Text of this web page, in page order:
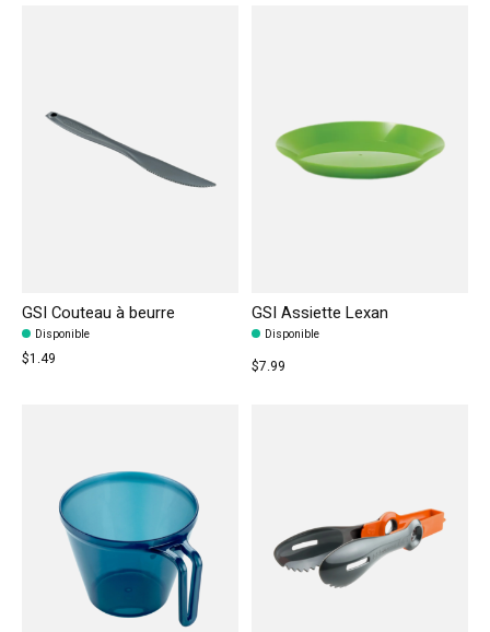
GSI Couteau à beurre
Disponible
$1.49
GSI Assiette Lexan
Disponible
$7.99